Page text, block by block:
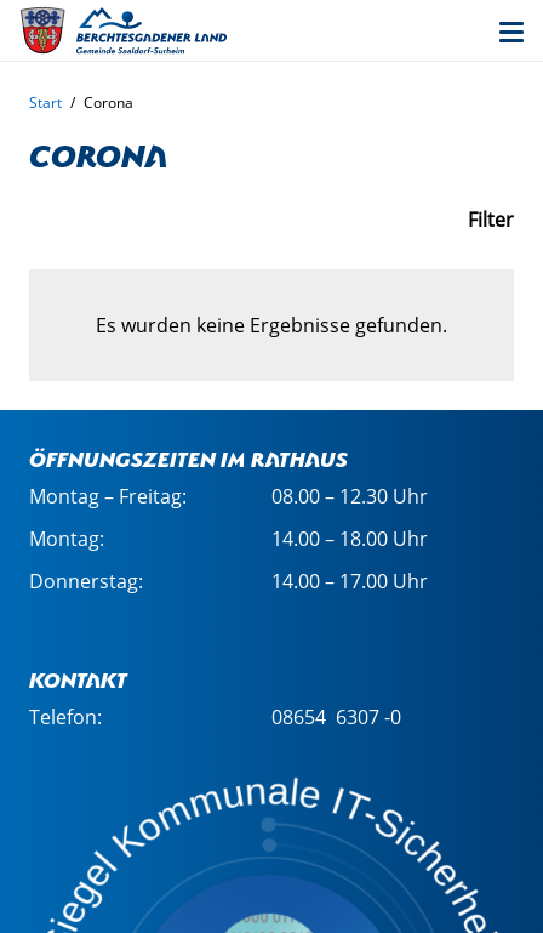
Start / Corona
Corona
Filter
Es wurden keine Ergebnisse gefunden.
Öffnungszeiten im Rathaus
Montag – Freitag:
08.00 – 12.30 Uhr
Montag:
14.00 – 18.00 Uhr
Donnerstag:
14.00 – 17.00 Uhr
Kontakt
Telefon: 08654 6307 -0